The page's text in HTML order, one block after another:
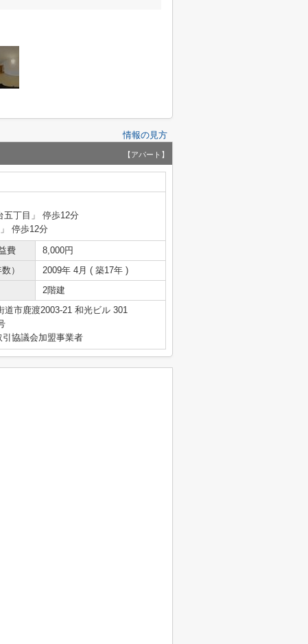
情報の見方
【アパート】
五丁目」 停歩12分
停歩12分
費
8,000円
）
2009年 4月 ( 築17年 )
2階建
道市鹿渡2003-21 和光ビル 301
引協議会加盟事業者